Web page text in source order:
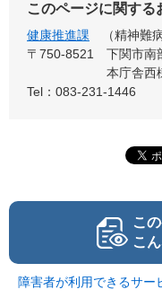
このページに関する
健康推進課
精神難
〒750-8521
下関市南
本庁舎西
Tel：083-231-1446
こ
こ
障害者が利用できるサー